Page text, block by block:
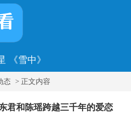
《雪中》
态 > 正文内容
君和陈瑶跨越三千年的爱恋